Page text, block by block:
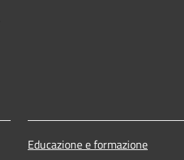
Educazione e formazione